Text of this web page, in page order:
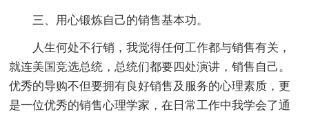
三、用心锻炼自己的销售基本功。
人生何处不行销，我觉得任何工作都与销售有关，
就连美国竞选总统，总统们都要四处演讲，销售自己。
优秀的导购不但要拥有良好销售及服务的心理素质，更
是一位优秀的销售心理学家，在日常工作中我学会了通